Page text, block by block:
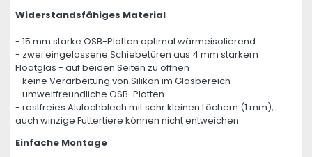
Widerstandsfähiges Material
- 15 mm starke OSB-Platten optimal wärmeisolierend
- zwei eingelassene Schiebetüren aus 4 mm starkem
Floatglas - auf beiden Seiten zu öffnen
- keine Verarbeitung von Silikon im Glasbereich
- umweltfreundliche OSB-Platten
- rostfreies Alulochblech mit sehr kleinen Löchern (1 mm),
auch winzige Futtertiere können nicht entweichen
Einfache Montage